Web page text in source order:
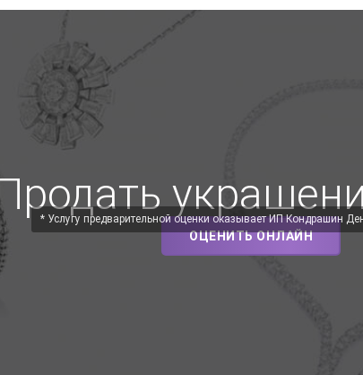
ОЦЕНИТЬ ОНЛАЙН
* Услугу предварительной оценки оказывает ИП Кондрашин